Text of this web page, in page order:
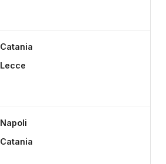
Catania
Lecce
Napoli
Catania